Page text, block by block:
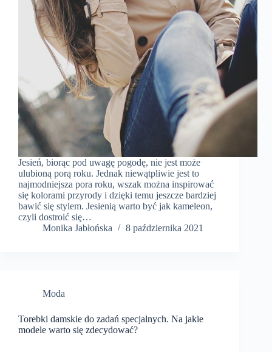
Jesień, biorąc pod uwagę pogodę, nie jest może
ulubioną porą roku. Jednak niewątpliwie jest to
najmodniejsza pora roku, wszak można inspirować
się kolorami przyrody i dzięki temu jeszcze bardziej
bawić się stylem. Jesienią warto być jak kameleon,
czyli dostroić się…
Monika Jabłońska
8 października 2021
Moda
Torebki damskie do zadań specjalnych. Na jakie
modele warto się zdecydować?